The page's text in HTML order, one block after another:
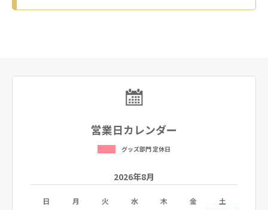
営業日カレンダー
グッズ部門 定休日
2026年8月
日 月 火 水 木 金
土